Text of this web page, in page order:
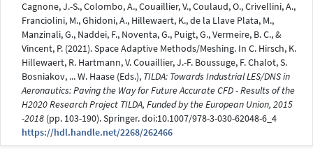
Cagnone, J.-S., Colombo, A., Couaillier, V., Coulaud, O., Crivellini, A.,
Franciolini, M., Ghidoni, A., Hillewaert, K., de la Llave Plata, M.,
Manzinali, G., Naddei, F., Noventa, G., Puigt, G., Vermeire, B. C., &
Vincent, P. (2021). Space Adaptive Methods/Meshing. In C. Hirsch, K.
Hillewaert, R. Hartmann, V. Couaillier, J.-F. Boussuge, F. Chalot, S.
Bosniakov, ... W. Haase (Eds.), TILDA: Towards Industrial LES/DNS in
Aeronautics: Paving the Way for Future Accurate CFD - Results of the
H2020 Research Project TILDA, Funded by the European Union, 2015
-2018 (pp. 103-190). Springer. doi:10.1007/978-3-030-62048-6_4
https://hdl.handle.net/2268/262466